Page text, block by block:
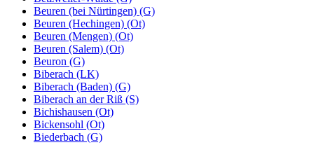
Beuren (bei Nürtingen) (G)
Beuren (Hechingen) (Ot)
Beuren (Mengen) (Ot)
Beuren (Salem) (Ot)
Beuron (G)
Biberach (LK)
Biberach (Baden) (G)
Biberach an der Riß (S)
Bichishausen (Ot)
Bickensohl (Ot)
Biederbach (G)